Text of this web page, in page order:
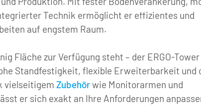
Technik ermöglicht er effizientes und
auf engstem Raum.
Fläche zur Verfügung steht – der ERGO-Tower
Standfestigkeit, flexible Erweiterbarkeit und
vielseitigem Zubehör wie Monitorarmen und
er sich exakt an Ihre Anforderungen